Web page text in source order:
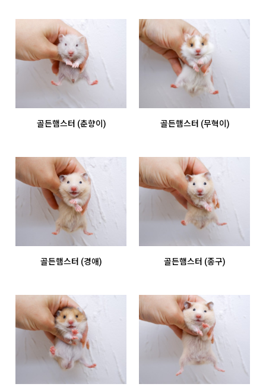
골든햄스터 (춘향이) 골든햄스터 (무혁이)
골든햄스터 (경애) 골든햄스터 (종구)